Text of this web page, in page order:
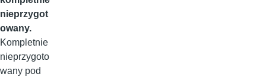
nieprzygot
owany.
Kompletnie
nieprzygoto
wany pod